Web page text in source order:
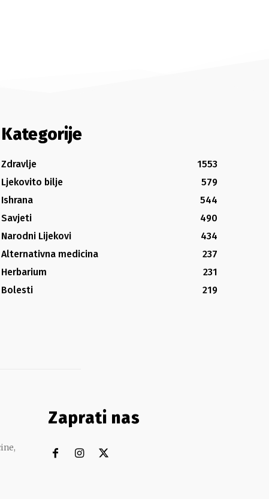
Kategorije
Zdravlje
1553
Ljekovito bilje
579
Ishrana
544
Savjeti
490
Narodni Lijekovi
434
Alternativna medicina
237
Herbarium
231
Bolesti
219
Zaprati nas